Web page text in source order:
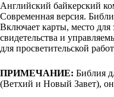
Английский байкерский
Современная версия.
Включает карты, место
свидетельства и
для просветительской
ПРИМЕЧАНИЕ: Библия
(Ветхий и Новый Завет),